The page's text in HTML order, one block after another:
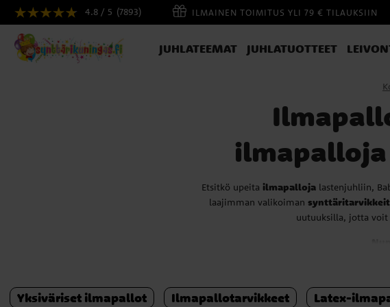
4.8 / 5 (7893) ILMAINEN TOIMITUS YLI 79 € TILAUKSIIN
JUHLATEEMAT JUHLATUOTTEET
Etsitkö upeita ilmapallojalastenjuhliin,
laajimman valikoiman
uutuuksilla, jotta voit
nimen tai juhlaviestin näyttävästi.
Yksiväriset ilmapallot Ilmapallotarvikkeet Latex-